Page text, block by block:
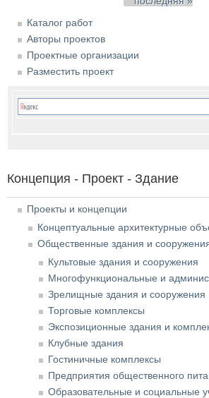
Каталог работ
Авторы проектов
Проектные организации
Разместить проект
Концепция - Проект - Здание
Проекты и концепции
Концептуальные архитектурные
Общественные здания и
Культовые здания и сооружения
Многофункциональные и
Зрелищные здания и сооружения
Торговые комплексы
Экспозиционные здания и
Клубные здания
Гостиничные комплексы
Предприятия общественного
Образовательные и социальные